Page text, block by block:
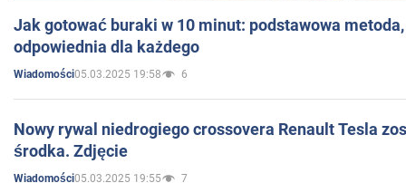
Jak gotować buraki w 10 minut: podstawowa
odpowiednia dla każdego
Wiadomości05.03.2025 19:58 6
Nowy rywal niedrogiego crossovera Renault Tesla
środka. Zdjęcie
Wiadomości05.03.2025 19:55 7